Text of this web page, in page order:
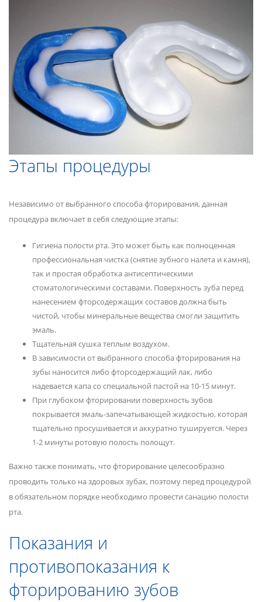
Этапы процедуры
Независимо от выбранного способа фторирования, данная
процедура включает в себя следующие этапы:
Гигиена полости рта. Это может быть как полноценная
профессиональная чистка (снятие зубного налета и камня),
так и простая обработка антисептическими
стоматологическими составами. Поверхность зуба перед
нанесением фторсодержащих составов должна быть
чистой, чтобы минеральные вещества смогли защитить
эмаль.
Тщательная сушка теплым воздухом.
В зависимости от выбранного способа фторирования на
зубы наносится либо фторсодержащий лак, либо
надевается капа со специальной пастой на 10-15 минут.
При глубоком фторировании поверхность зубов
покрывается эмаль-запечатывающей жидкостью, которая
тщательно просушивается и аккуратно тушируется. Через
1-2 минуты ротовую полость полощут.
Важно также понимать, что фторирование целесообразно
проводить только на здоровых зубах, поэтому перед процедурой
в обязательном порядке необходимо провести санацию полости
рта.
Показания и
противопоказания к
фторированию зубов